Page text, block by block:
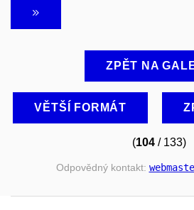
ZPĚT NA
VĚTŠÍ FORMÁT
(104 / 133)
Odpovědný kontakt: